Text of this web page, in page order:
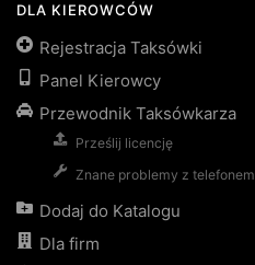
DLA KIEROWCÓW
Rejestracja Taksówki
Panel Kierowcy
Przewodnik Taksówkarza
Prześlij licencję
Znane problemy z telefonem
Dodaj do Katalogu
Dla firm